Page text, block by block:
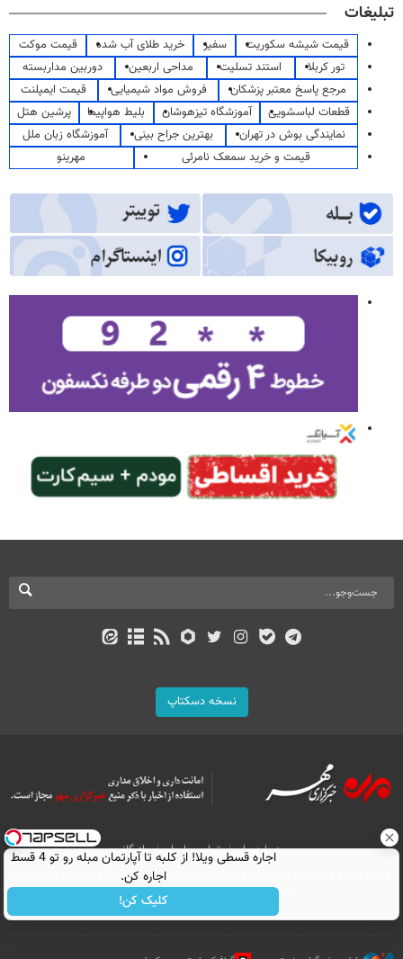
تبلیغات
قیمت شیشه سکوریت سفیر خرید طلای آب شده
قیمت موکت
تور کربلا
استند تسلیت مداحی اربعین
دوربین مداربسته
مرجع پاسخ معتبر پزشکان
فروش مواد شیمیایی
قیمت ایمپلنت
قطعات لباسشویی
آموزشگاه تیزهوشان بلیط هواپیما
پرشین هتل
نمایندگی بوش در تهران
بهترین جراح بینی
آموزشگاه زبان ملل
قیمت و خرید سمعک نامرئی
مهرینو
نسخه دسکتاپ
درباره ما تماس با ما
بازرگانی
All Content by Mehr News Agency is licensed under a Creative Commons
Attribution 4.0 International License.
اجاره‌ قسطی ویلا! از کلبه تا آپارتمان مبله رو تو 4 قسط
اجاره کن.
کلیک کن!